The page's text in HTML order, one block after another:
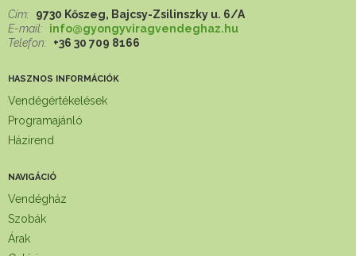
Cím:
9730 Kőszeg, Bajcsy-Zsilinszky u. 6/A
E-mail:
info@gyongyviragvendeghaz.hu
Telefon:
+36 30 709 8166
HASZNOS INFORMÁCIÓK
Vendégértékelések
Programajánló
Házirend
NAVIGÁCIÓ
Vendégház
Szobák
Árak